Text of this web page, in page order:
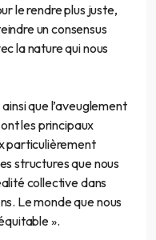
le rendre plus juste,
un consensus
la nature qui nous
que l’aveuglement
les principaux
particulièrement
structures que nous
collective dans
Le monde que nous
».